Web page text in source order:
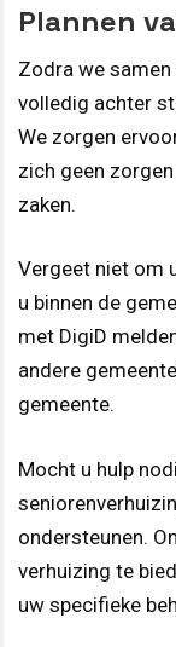
Plannen
Zodra we samen
volledig achter
We zorgen
zich geen
zaken.
Vergeet niet om
u binnen de
met DigiD
andere
gemeente.
Mocht u hulp
ondersteunen.
verhuizing te
uw specifieke